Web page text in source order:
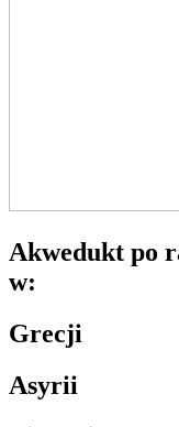
Akwedukt po
w:
Grecji
Asyrii